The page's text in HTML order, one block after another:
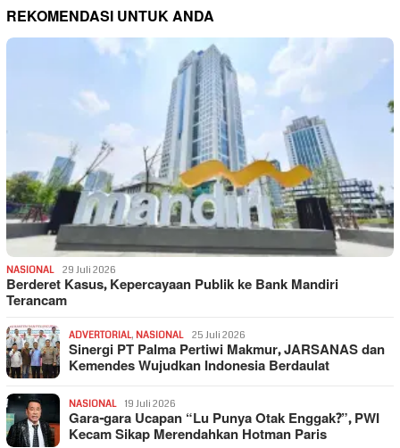
REKOMENDASI UNTUK ANDA
NASIONAL 29 Juli 2026
Berderet Kasus, Kepercayaan Publik ke Bank Mandiri
Terancam
ADVERTORIAL, NASIONAL 25 Juli 2026
Sinergi PT Palma Pertiwi Makmur, JARSANAS dan
Kemendes Wujudkan Indonesia Berdaulat
NASIONAL 19 Juli 2026
Gara-gara Ucapan “Lu Punya Otak Enggak?”, PWI
Kecam Sikap Merendahkan Hotman Paris